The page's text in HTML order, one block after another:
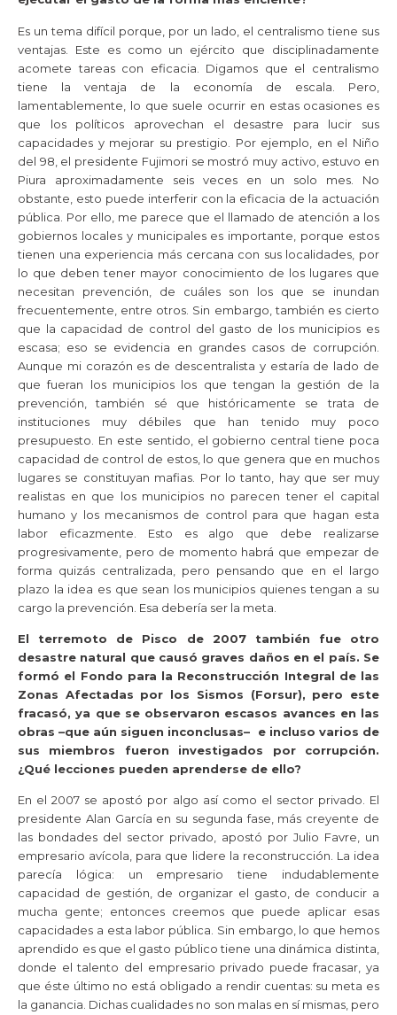
Es un tema difícil porque, por un lado, el centralismo tiene sus
ventajas. Este es como un ejército que disciplinadamente
acomete tareas con eficacia. Digamos que el centralismo
tiene la ventaja de la economía de escala. Pero,
lamentablemente, lo que suele ocurrir en estas ocasiones es
que los políticos aprovechan el desastre para lucir sus
capacidades y mejorar su prestigio. Por ejemplo, en el Niño
del 98, el presidente Fujimori se mostró muy activo, estuvo en
Piura aproximadamente seis veces en un solo mes. No
obstante, esto puede interferir con la eficacia de la actuación
pública. Por ello, me parece que el llamado de atención a los
gobiernos locales y municipales es importante, porque estos
tienen una experiencia más cercana con sus localidades, por
lo que deben tener mayor conocimiento de los lugares que
necesitan prevención, de cuáles son los que se inundan
frecuentemente, entre otros. Sin embargo, también es cierto
que la capacidad de control del gasto de los municipios es
escasa; eso se evidencia en grandes casos de corrupción.
Aunque mi corazón es de descentralista y estaría de lado de
que fueran los municipios los que tengan la gestión de la
prevención, también sé que históricamente se trata de
instituciones muy débiles que han tenido muy poco
presupuesto. En este sentido, el gobierno central tiene poca
capacidad de control de estos, lo que genera que en muchos
lugares se constituyan mafias. Por lo tanto, hay que ser muy
realistas en que los municipios no parecen tener el capital
humano y los mecanismos de control para que hagan esta
labor eficazmente. Esto es algo que debe realizarse
progresivamente, pero de momento habrá que empezar de
forma quizás centralizada, pero pensando que en el largo
plazo la idea es que sean los municipios quienes tengan a su
cargo la prevención. Esa debería ser la meta.
El terremoto de Pisco de 2007 también fue otro
desastre natural que causó graves daños en el país. Se
formó el Fondo para la Reconstrucción Integral de las
Zonas Afectadas por los Sismos (Forsur), pero este
fracasó, ya que se observaron escasos avances en las
obras –que aún siguen inconclusas– e incluso varios de
sus miembros fueron investigados por corrupción.
¿Qué lecciones pueden aprenderse de ello?
En el 2007 se apostó por algo así como el sector privado. El
presidente Alan García en su segunda fase, más creyente de
las bondades del sector privado, apostó por Julio Favre, un
empresario avícola, para que lidere la reconstrucción. La idea
parecía lógica: un empresario tiene indudablemente
capacidad de gestión, de organizar el gasto, de conducir a
mucha gente; entonces creemos que puede aplicar esas
capacidades a esta labor pública. Sin embargo, lo que hemos
aprendido es que el gasto público tiene una dinámica distinta,
donde el talento del empresario privado puede fracasar, ya
que éste último no está obligado a rendir cuentas: su meta es
la ganancia. Dichas cualidades no son malas en sí mismas, pero